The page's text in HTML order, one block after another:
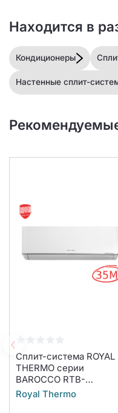
Находится в
Кондиционеры
Настенные сплит-
Сплит-система ROYAL
THERMO серии
BAROCCO RTB-
12HN8_V2 комплект
Royal Thermo